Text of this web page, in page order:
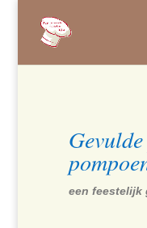
een feestelijk